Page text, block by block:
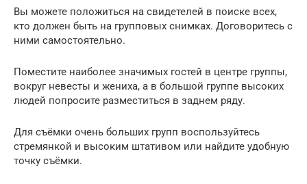
Вы можете положиться на свидетелей в поиске всех,
кто должен быть на групповых снимках. Договоритесь с
ними самостоятельно.
Поместите наиболее значимых гостей в центре группы,
вокруг невесты и жениха, а в большой группе высоких
людей попросите разместиться в заднем ряду.
Для съёмки очень больших групп воспользуйтесь
стремянкой и высоким штативом или найдите удобную
точку съёмки.